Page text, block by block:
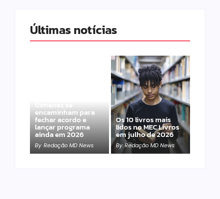
Últimas notícias
Gimenez se
encaminham para
fechar acordo e
lançar programa
ainda em 2026
By Redação MD News
Os 10 livros mais
lidos no MEC Livros
em julho de 2026
By Redação MD News